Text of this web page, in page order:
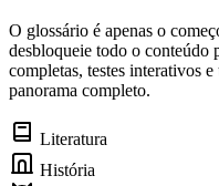
O glossário é apenas o
desbloqueie todo o conteúdo
completas, testes interativos
panorama completo.
Literatura
História